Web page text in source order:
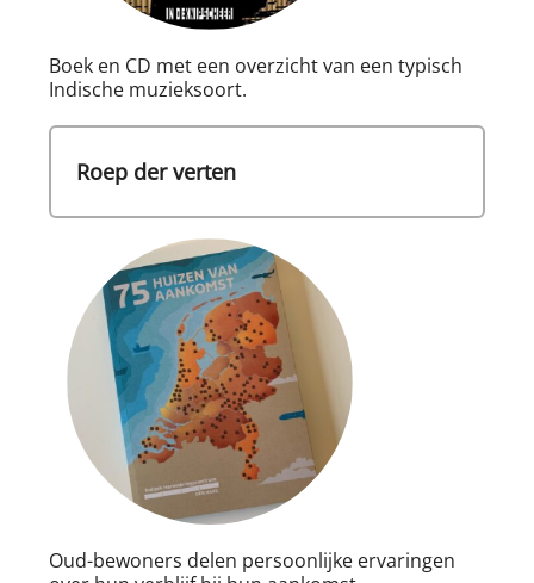
Boek en CD met een overzicht van een typisch
Indische muzieksoort.
Roep der verten
Oud-bewoners delen persoonlijke ervaringen